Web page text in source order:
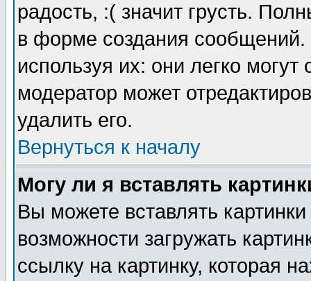
радость, :( значит грусть.
в форме создания сообщений.
используя их: они легко
модератор может
удалить его.
Вернуться к началу
Могу ли я вставлять
Вы можете вставлять
возможности загружать
ссылку на картинку, которая